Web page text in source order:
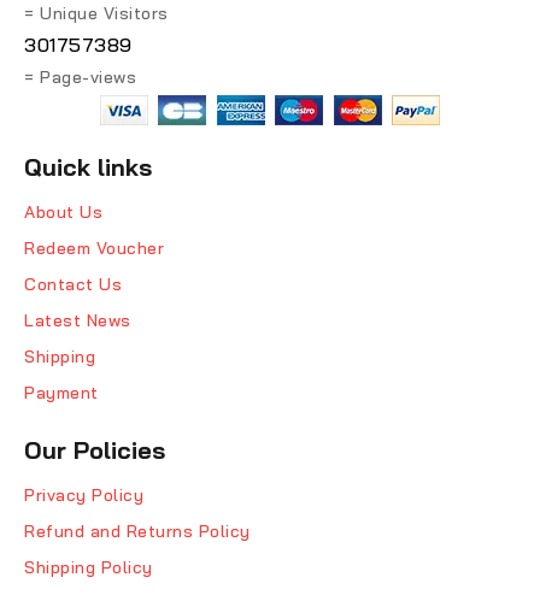
= Unique Visitors
301757389
= Page-views
Quick links
About Us
Redeem Voucher
Contact Us
Latest News
Shipping
Payment
Our Policies
Privacy Policy
Refund and Returns Policy
Shipping Policy